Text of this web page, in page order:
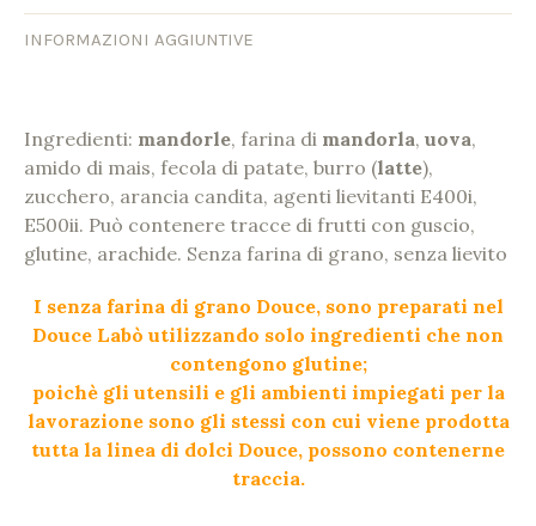
INFORMAZIONI AGGIUNTIVE
Ingredienti: mandorle, farina di mandorla, uova,
amido di mais, fecola di patate, burro (latte),
zucchero, arancia candita, agenti lievitanti E400i,
E500ii. Può contenere tracce di frutti con guscio,
glutine, arachide. Senza farina di grano, senza lievito
I senza farina di grano Douce, sono preparati nel
Douce Labò utilizzando solo ingredienti che non
contengono glutine;
poichè gli utensili e gli ambienti impiegati per la
lavorazione sono gli stessi con cui viene prodotta
tutta la linea di dolci Douce, possono contenerne
traccia.